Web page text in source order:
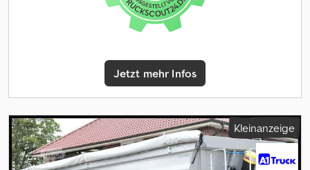
Staukasten / Werkzeugkasten * Stahlkippmulde * Podest *
Rollplane * Federung: Luft * Gesamtgewicht: 39.000 kg *
Leergewicht: 6.180 kg * Nutzlast: 32.820 kg * zul. Gesamtgewicht:
-- 100% - Reifengröße: 385/65 R22,5 * Reifenzustand 2. Achse:
100% -- 100% - Reifengröße: 385/65 R22,5 * Reifenzustand 3.
Achse: 100% -- 100% - Reifengröße: 385/65 R22,5 * Reifengrößen:
Innenvolumen*: 29qm * Palettenstellplätze: 18 * Reisch
Steelpipe-R 26m³ * Neu * Garantie ab Erstzulassung *
Innenklappe * Aufsattelhöhe 1200mm * Hyva 250 bar Kippstempel
* Boden 5mm Seitenwände 4mm * Hardox 450 * SAF Stützen * 6x
Jetzt mehr Infos
Kleinanzeige